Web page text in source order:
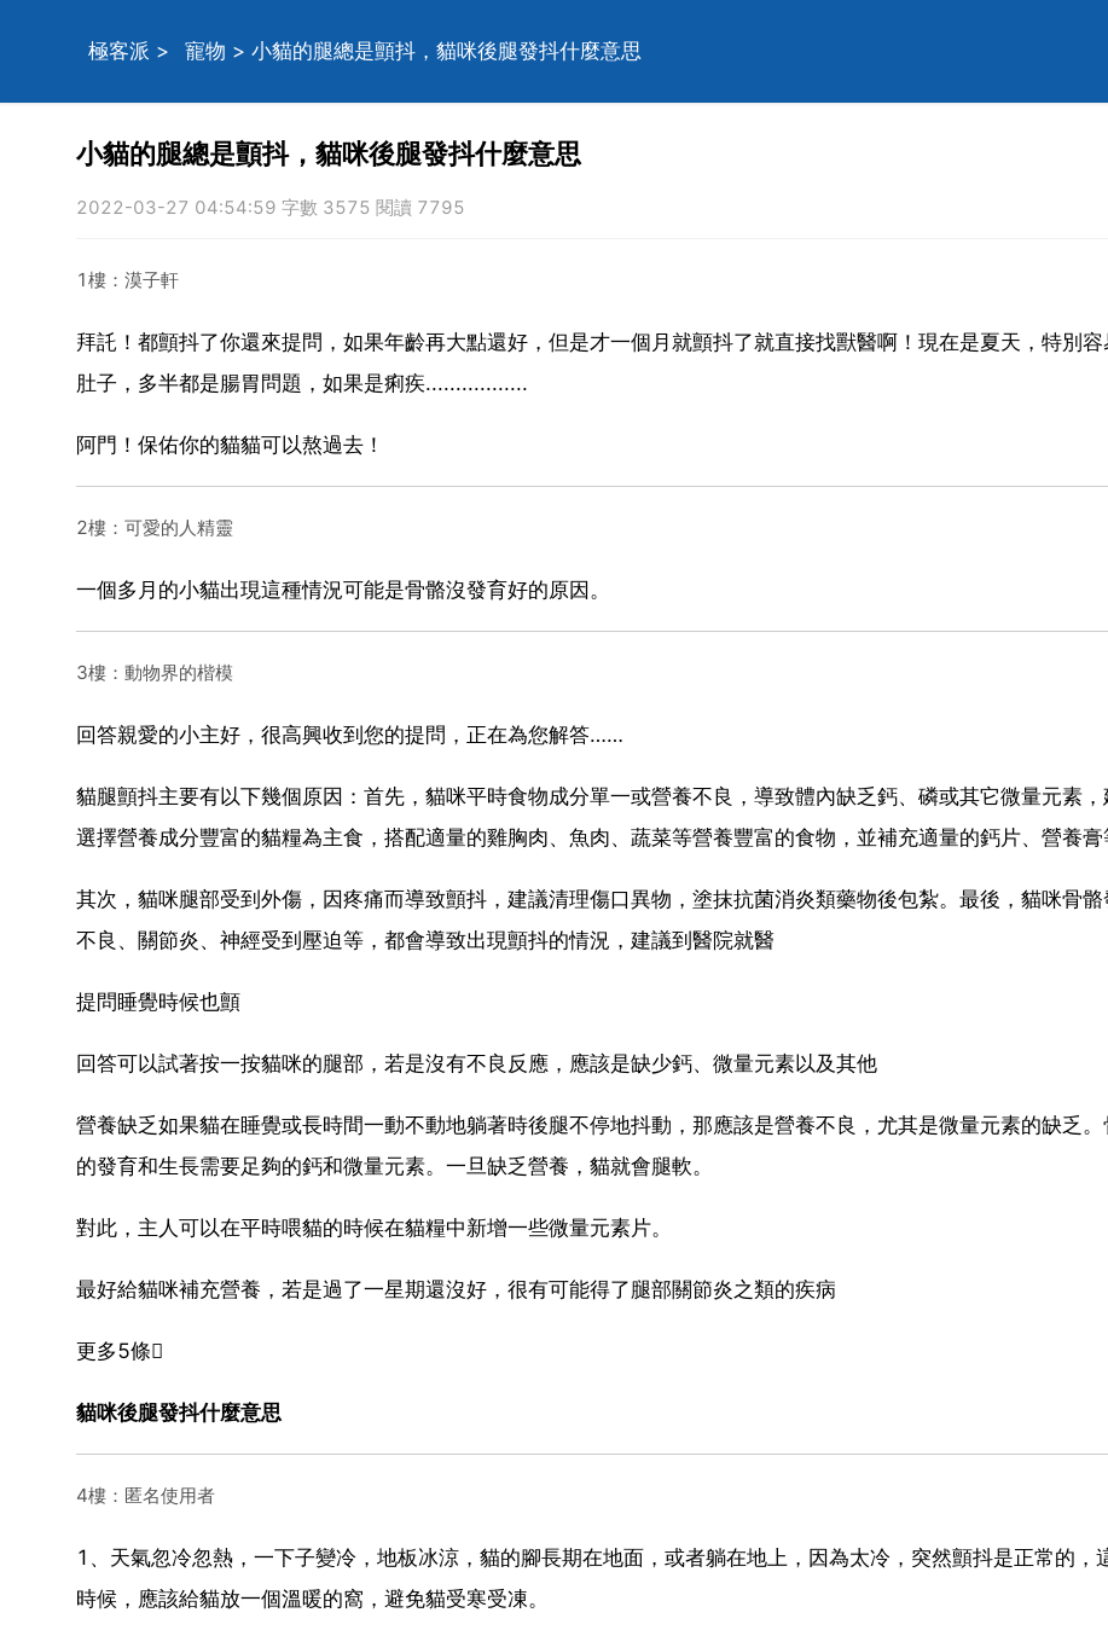
極客派 > 寵物 > 小貓的腿總是顫抖，貓咪後腿發抖什麼意思
小貓的腿總是顫抖，貓咪後腿發抖什麼意思
2022-03-27 04:54:59 字數 3575 閱讀 7795
1樓：漠子軒
拜託！都顫抖了你還來提問，如果年齡再大點還好，但是才一個月就顫抖了就直接找獸醫啊！現在是夏天，特別容
肚子，多半都是腸胃問題，如果是痢疾.................
阿門！保佑你的貓貓可以熬過去！
2樓：可愛的人精靈
一個多月的小貓出現這種情況可能是骨骼沒發育好的原因。
3樓：動物界的楷模
回答親愛的小主好，很高興收到您的提問，正在為您解答……
貓腿顫抖主要有以下幾個原因：首先，貓咪平時食物成分單一或營養不良，導致體內缺乏鈣、磷或其它微量元素，
選擇營養成分豐富的貓糧為主食，搭配適量的雞胸肉、魚肉、蔬菜等營養豐富的食物，並補充適量的鈣片、營養膏
其次，貓咪腿部受到外傷，因疼痛而導致顫抖，建議清理傷口異物，塗抹抗菌消炎類藥物後包紮。最後，貓咪骨骼
不良、關節炎、神經受到壓迫等，都會導致出現顫抖的情況，建議到醫院就醫
提問睡覺時候也顫
回答可以試著按一按貓咪的腿部，若是沒有不良反應，應該是缺少鈣、微量元素以及其他
營養缺乏如果貓在睡覺或長時間一動不動地躺著時後腿不停地抖動，那應該是營養不良，尤其是微量元素的缺乏。
的發育和生長需要足夠的鈣和微量元素。一旦缺乏營養，貓就會腿軟。
對此，主人可以在平時喂貓的時候在貓糧中新增一些微量元素片。
最好給貓咪補充營養，若是過了一星期還沒好，很有可能得了腿部關節炎之類的疾病
更多5條
貓咪後腿發抖什麼意思
4樓：匿名使用者
1、天氣忽冷忽熱，一下子變冷，地板冰涼，貓的腳長期在地面，或者躺在地上，因為太冷，突然顫抖是正常的，
時候，應該給貓放一個溫暖的窩，避免貓受寒受凍。